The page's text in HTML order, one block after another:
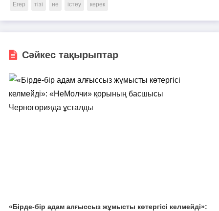
Егер тізі не істеу керек
Сәйкес тақырыптар
«Бірде-бір адам алғыссыз жұмысты көтергісі келмейді»: